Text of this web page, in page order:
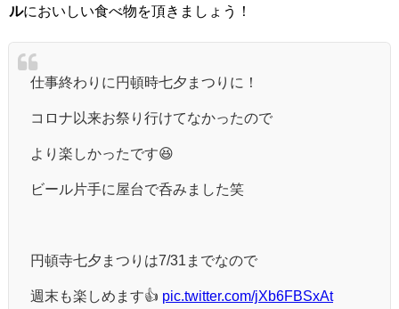
ルにおいしい食べ物を頂きましょう！
仕事終わりに円頓時七夕まつりに！
コロナ以来お祭り行けてなかったので
より楽しかったです😆
ビール片手に屋台で呑みました笑
円頓寺七夕まつりは7/31までなので
週末も楽しめます👍 pic.twitter.com/jXb6FBSxAt